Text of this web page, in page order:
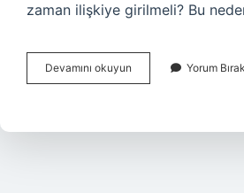
zaman ilişkiye girilmeli? Bu
Devamını okuyun
Ayda
Iyidir
Yorum Bırak